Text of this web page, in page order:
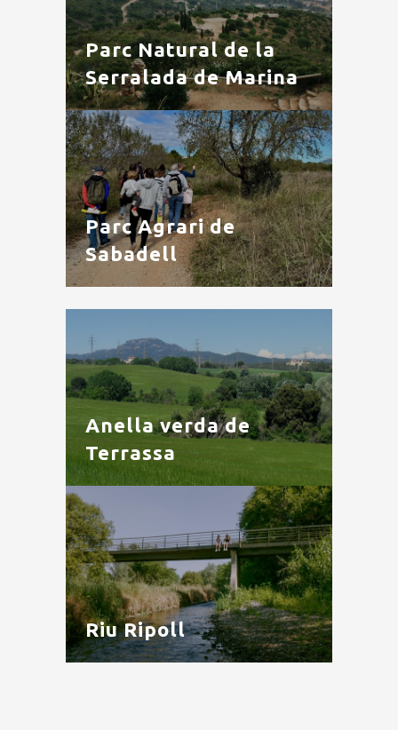
Parc Natural de la
Serralada de Marina
Parc Agrari de
Sabadell
Anella verda de
Terrassa
Riu Ripoll